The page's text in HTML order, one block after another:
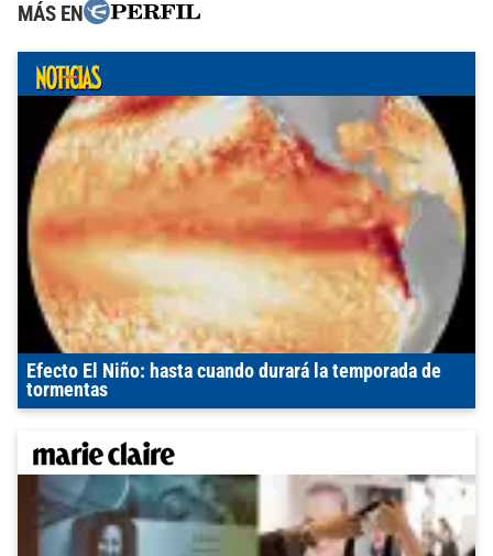
MÁS EN
Efecto El Niño: hasta cuando durará la temporada de
tormentas